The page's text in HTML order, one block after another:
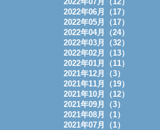
2022年06月（17）
2022年05月（17）
2022年04月（24）
2022年03月（32）
2022年02月（13）
2022年01月（11）
2021年12月（3）
2021年11月（19）
2021年10月（12）
2021年09月（3）
2021年08月（1）
2021年07月（1）